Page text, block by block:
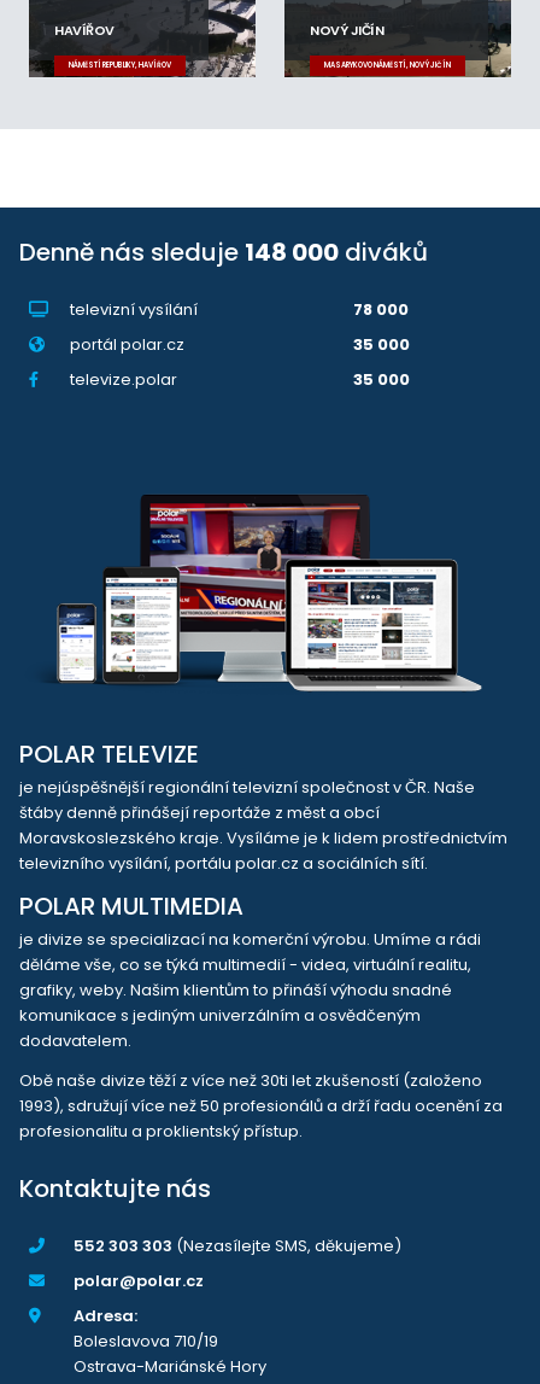
HAVÍŘOV
NÁMĚSTÍ REPUBLIKY, HAVÍŘOV
NOVÝ JIČÍN
MASARYKOVO NÁMĚSTÍ, NOVÝ JIČÍN
Denně nás sleduje 148 000 diváků
televizní vysílání
78 000
portál polar.cz
35 000
televize.polar
35 000
POLAR TELEVIZE
je nejúspěšnější regionální televizní společnost v ČR. Naše
štáby denně přinášejí reportáže z měst a obcí
Moravskoslezského kraje. Vysíláme je k lidem prostřednictvím
televizního vysílání, portálu polar.cz a sociálních sítí.
POLAR MULTIMEDIA
je divize se specializací na komerční výrobu. Umíme a rádi
děláme vše, co se týká multimedií - videa, virtuální realitu,
grafiky, weby. Našim klientům to přináší výhodu snadné
komunikace s jediným univerzálním a osvědčeným
dodavatelem.
Obě naše divize těží z více než 30ti let zkušeností (založeno
1993), sdružují více než 50 profesionálů a drží řadu ocenění za
profesionalitu a proklientský přístup.
Kontaktujte nás
552 303 303 (Nezasílejte SMS, děkujeme)
polar@polar.cz
Adresa:
Boleslavova 710/19
Ostrava-Mariánské Hory